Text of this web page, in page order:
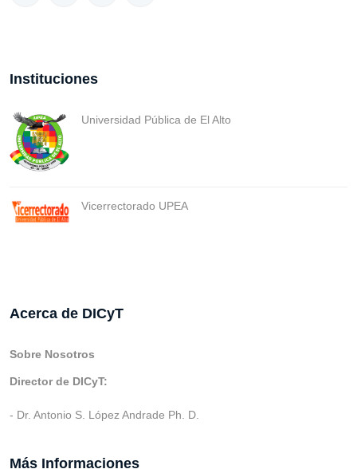
Instituciones
Universidad Pública de El Alto
Vicerrectorado UPEA
Acerca de DICyT
Sobre Nosotros
Director de DICyT:
- Dr. Antonio S. López Andrade Ph. D.
Más Informaciones